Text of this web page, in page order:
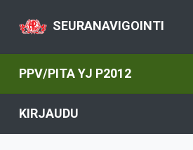
SEURANAVIGOINTI
PPV/PITA YJ P2012
KIRJAUDU